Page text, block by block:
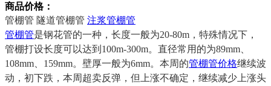
商品价格：
管棚管 隧道管棚管 注浆管棚管
管棚管是钢花管的一种，长度一般为20-80m，特殊情况下，
管棚打设长度可以达到100m-300m。直径常用的为89mm、
108mm、159mm。壁厚一般为6mm。本周的管棚管价格继续波
动，初下跌，本周超卖反弹，但上涨不确定，继续减少上涨头